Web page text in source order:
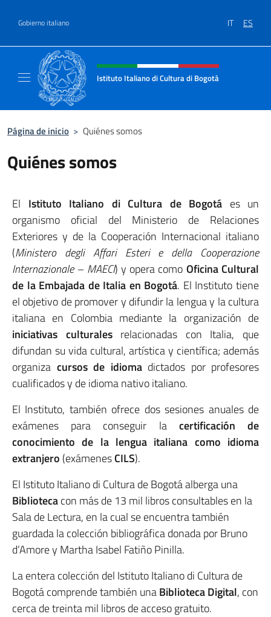
Gobierno italiano IT ES
Encabezado del sitio web,
Istituto Italiano di Cultura di Bogotà
Página de inicio > Quiénes somos
Quiénes somos
El Istituto Italiano di Cultura de Bogotá es un
organismo oficial del Ministerio de Relaciones
Exteriores y de la Cooperación Internacional italiano
(Ministero degli Affari Esteri e della Cooperazione
Internazionale – MAECI) y opera como Oficina Cultural
de laEmbajada de Italia en Bogotá. El Instituto tiene
el objetivo de promover y difundir la lengua y la cultura
italiana en Colombia mediante la organización de
iniciativas culturalesrelacionadas con Italia, que
difundan su vida cultural, artística y científica; además
organiza cursos de idiomadictados por profesores
cualificados y de idioma nativo italiano.
El Instituto, también ofrece dos sesiones anuales de
exámenes para conseguir la certificación de
conocimiento de la lengua italiana como idioma
extranjero (exámenesCILS).
El Istituto Italiano di Cultura de Bogotá alberga una
Bibliotecacon más de 13 mil libros consultables en la
Sala de Lectura, en la cual se encuentra también
guardada la colección bibliográfica donada por Bruno
d’Amore y Martha Isabel Fatiño Pinilla.
La entera colección del Istituto Italiano di Cultura de
Bogotá comprende también unaBiblioteca Digital, con
cerca de treinta mil libros de acceso gratuito.